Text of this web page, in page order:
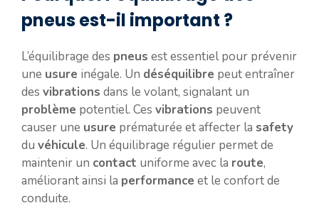
pneus est-il important ?
L’équilibrage des pneus est essentiel pour prévenir
une usure inégale. Un déséquilibre peut entraîner
des vibrations dans le volant, signalant un
problème potentiel. Ces vibrations peuvent
causer une usure prématurée et affecter la safety
du véhicule. Un équilibrage régulier permet de
maintenir un contact uniforme avec la route,
améliorant ainsi la performance et le confort de
conduite.